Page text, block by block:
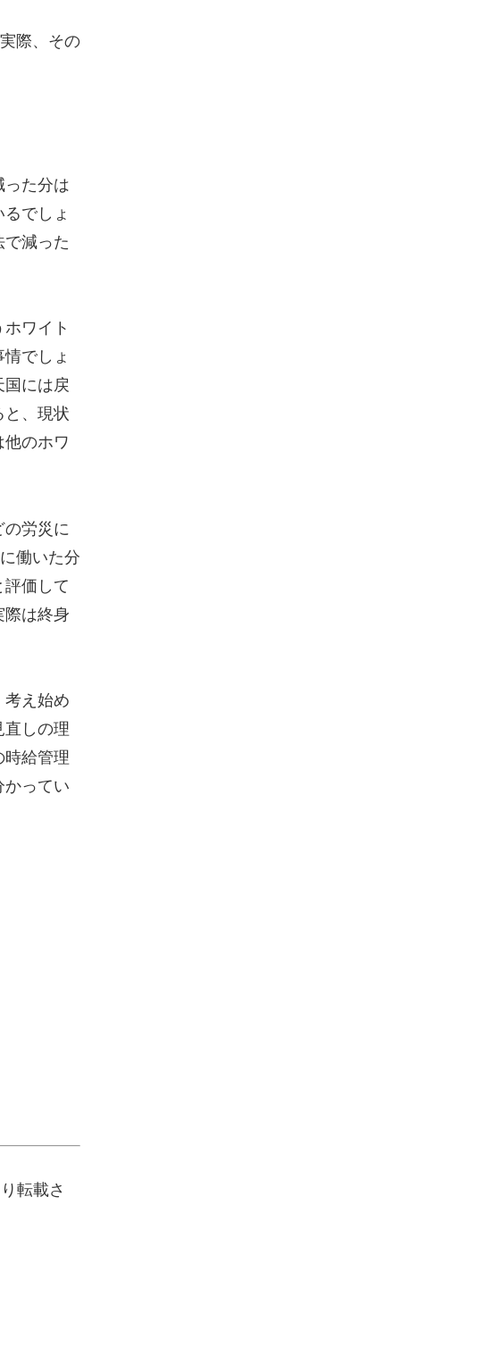
際、その
った分は
でしょ
減った
ワイト
でしょ
には戻
と、現状
のホワ
労災に
働いた分
価して
際は終身
考え始め
直しの理
時給管理
かってい
転載さ